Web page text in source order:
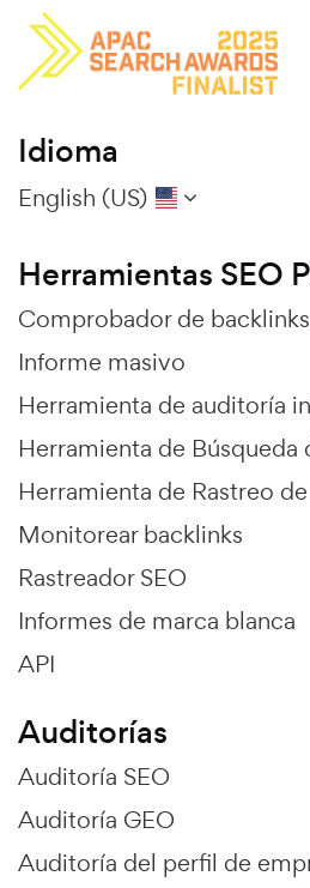
Idioma
English (US)
Herramientas SEO
Comprobador de backlinks
Informe masivo
Herramienta de auditoría
Herramienta de Búsqueda
Herramienta de Rastreo
Monitorear backlinks
Rastreador SEO
Informes de marca blanca
API
Auditorías
Auditoría SEO
Auditoría GEO
Auditoría del perfil de